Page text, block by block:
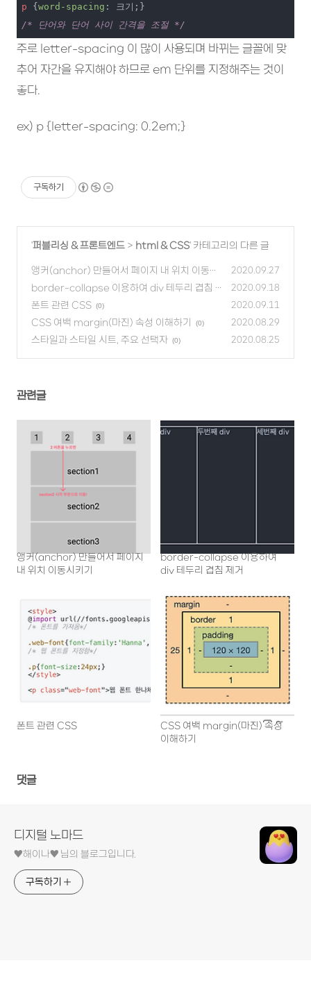
p {word-spacing
/* 단어와 단어 사이 간격을 조절 */
주로 letter-spacing 이 많이 사용되며 바뀌는 글꼴에 맞
추어 자간을 유지해야 하므로 em 단위를 지정해주는 것이
좋다.
ex) p {letter-spacing: 0.2em;}
구독하기
'퍼블리싱 & 프론트엔드 > html & CSS' 카테고리의 다른 글
앵커(anchor) 만들어서 페이지 내 위치 이동시
키기
(1)
2020.09.27
border-collapse 이용하여 div 테두리 겹침 제
거
(0)
2020.09.18
폰트 관련 CSS (0) 2020.09.11
CSS 여백 margin(마진) 속성 이해하기 (0) 2020.08.29
스타일과 스타일 시트, 주요 선택자 (0) 2020.08.25
관련글
앵커(anchor) 만들어서 페이지
내 위치 이동시키기
border-collapse 이용하여
div 테두리 겹침 제거
폰트 관련 CSS
CSS 여백 margin(마진) 속성
이해하기
댓글
디지털 노마드
♥︎해이나♥︎ 님의 블로그입니다.
구독하기